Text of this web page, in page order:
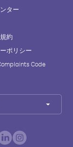
ター
約
ポリシー
Code